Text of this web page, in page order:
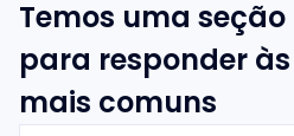
Temos uma
para responder
mais comuns